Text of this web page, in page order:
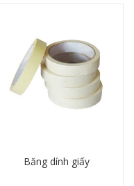
Băng dính giấy